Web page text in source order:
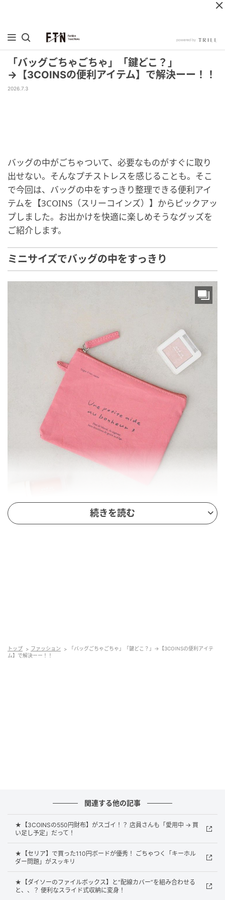
「バッグごちゃごちゃ」「鍵どこ？」
→【3COINSの便利アイテム】で解決ーー！！
2026.7.3
バッグの中がごちゃついて、必要なものがすぐに取り
出せない。そんなプチストレスを感じることも。そこ
で今回は、バッグの中をすっきり整理できる便利アイ
テムを【3COINS（スリーコインズ）】からピックアッ
プしました。お出かけを快適に楽しめそうなグッズを
ご紹介します。
ミニサイズでバッグの中をすっきり
ト。ピンク、ブルー、グリーンのポップなカラーに加
続きを読む
トップ ファッション
「バッグごちゃごちゃ」「鍵どこ？」→【3COINSの便利アイテ
ム】で解決ーー！！
関連する他の記事
★【3COINSの550円財布】がスゴイ！？ 店員さんも「愛用中 → 買
い足し予定」だって！
★【セリア】で買った110円ボードが優秀！ ごちゃつく「キーホル
ダー問題」がスッキリ
★【ダイソーのファイルボックス】と“配線カバー”を組み合わせる
と、、？ 便利なスライド式収納に変身！